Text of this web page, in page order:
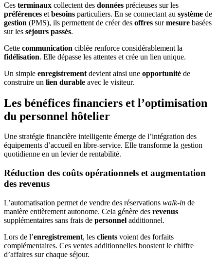
Ces terminaux collectent des données précieuses sur les
préférences et besoins particuliers. En se connectant au système de
gestion (PMS), ils permettent de créer des offres surmesure basées
sur les séjours passés.
Cette communication ciblée renforce considérablement la
fidélisation. Elle dépasse les attentes et crée un lien unique.
Un simple enregistrement devient ainsi une opportunité de
construire un lien durable avec le visiteur.
Les bénéfices financiers et l’optimisation
du personnel hôtelier
Une stratégie financière intelligente émerge de l’intégration des
équipements d’accueil en libre-service. Elle transforme la gestion
quotidienne en un levier de rentabilité.
Réduction des coûts opérationnels et augmentation
des revenus
L’automatisation permet de vendre des réservations walk-in de
manière entièrement autonome. Cela génère des revenus
supplémentaires sans frais de personnel additionnel.
Lors de l’enregistrement, les clients voient des forfaits
complémentaires. Ces ventes additionnelles boostent le chiffre
d’affaires sur chaque séjour.